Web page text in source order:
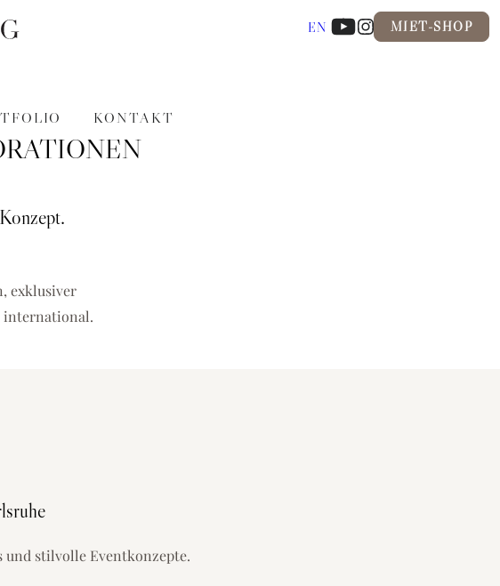
EN MIET-SHOP
KONTAKT
exklusiver
international.
und stilvolle Eventkonzepte.